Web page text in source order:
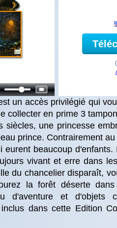
un accès privilégié qui
collecter en prime 3
siècles, une princesse
prince. Contrairement
eurent beaucoup
vivant et erre dans
du chancelier disparaît,
la forêt déserte
d'aventure et d'objets
dans cette Edition